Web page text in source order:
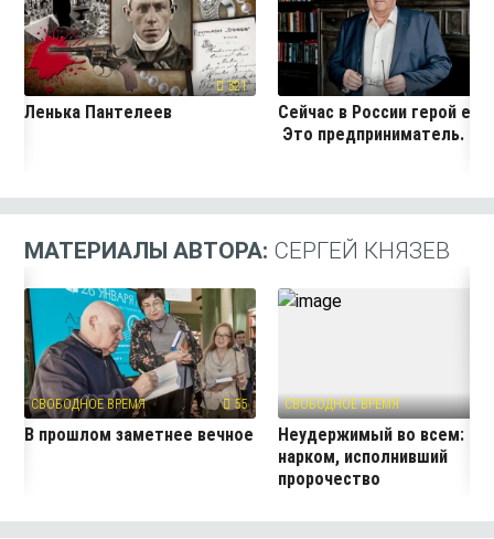
521
Ленька Пантелеев
Сейчас в России герой
Это предприниматель.
МАТЕРИАЛЫ АВТОРА: СЕРГЕЙ КНЯЗЕВ
СВОБОДНОЕ ВРЕМЯ 55
В прошлом заметнее вечное
СВОБОДНОЕ ВРЕМЯ
Неудержимый во всем:
нарком, исполнивший
пророчество